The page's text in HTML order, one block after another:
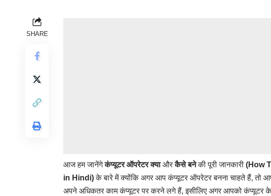
SHARE
आज हम जानेंगेकंप्यूटर ऑपरेटर क्याऔरकैसे बनेकी पूरी जानकारी (How
in Hindi)के बारे में क्योंकि अगर आप कंप्यूटर ऑपरेटर बनना चाहते हैं,
अपने अधिकतर काम कंप्यूटर पर करने लगे हैं, इसीलिए अगर आपको कंप्यूटर